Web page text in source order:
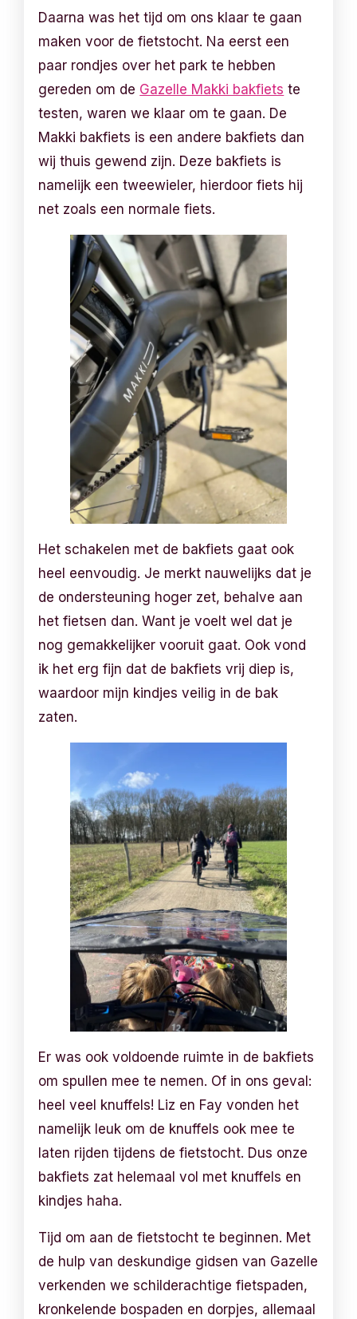
Daarna was het tijd om ons klaar te gaan
maken voor de fietstocht. Na eerst een
paar rondjes over het park te hebben
gereden om de Gazelle Makki bakfiets te
testen, waren we klaar om te gaan. De
Makki bakfiets is een andere bakfiets dan
wij thuis gewend zijn. Deze bakfiets is
namelijk een tweewieler, hierdoor fiets hij
net zoals een normale fiets.
Het schakelen met de bakfiets gaat ook
heel eenvoudig. Je merkt nauwelijks dat je
de ondersteuning hoger zet, behalve aan
het fietsen dan. Want je voelt wel dat je
nog gemakkelijker vooruit gaat. Ook vond
ik het erg fijn dat de bakfiets vrij diep is,
waardoor mijn kindjes veilig in de bak
zaten.
Er was ook voldoende ruimte in de bakfiets
om spullen mee te nemen. Of in ons geval:
heel veel knuffels! Liz en Fay vonden het
namelijk leuk om de knuffels ook mee te
laten rijden tijdens de fietstocht. Dus onze
bakfiets zat helemaal vol met knuffels en
kindjes haha.
Tijd om aan de fietstocht te beginnen. Met
de hulp van deskundige gidsen van Gazelle
verkenden we schilderachtige fietspaden,
kronkelende bospaden en dorpjes, allemaal